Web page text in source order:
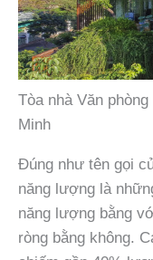
Tòa nhà Văn
Minh
Đúng như tên gọi
năng lượng là
năng lượng bằng
ròng bằng không.